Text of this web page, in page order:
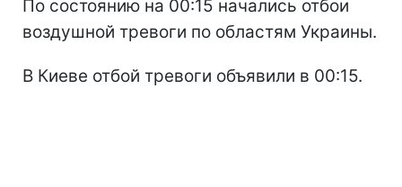
По состоянию на 00:15 начались отбои
воздушной тревоги по областям Украины.
В Киеве отбой тревоги объявили в 00:15.